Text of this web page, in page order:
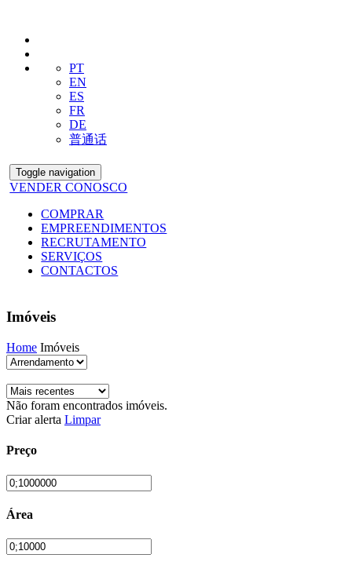
PT
EN
ES
FR
DE
普通话
Toggle navigation
VENDER CONOSCO
COMPRAR
EMPREENDIMENTOS
RECRUTAMENTO
SERVIÇOS
CONTACTOS
Imóveis
Home Imóveis
Não foram encontrados imóveis.
Criar alerta Limpar
Preço
Área